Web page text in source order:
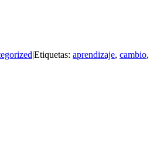
|Etiquetas: aprendizaje, cambio,